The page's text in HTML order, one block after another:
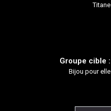
Titane
Groupe cible :
Bijou pour elle